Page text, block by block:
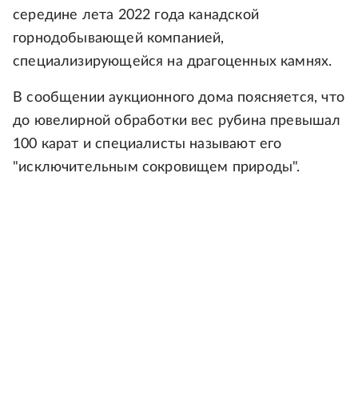
середине лета 2022 года канадской
горнодобывающей компанией,
специализирующейся на драгоценных камнях.
В сообщении аукционного дома поясняется, что
до ювелирной обработки вес рубина превышал
100 карат и специалисты называют его
"исключительным сокровищем природы".